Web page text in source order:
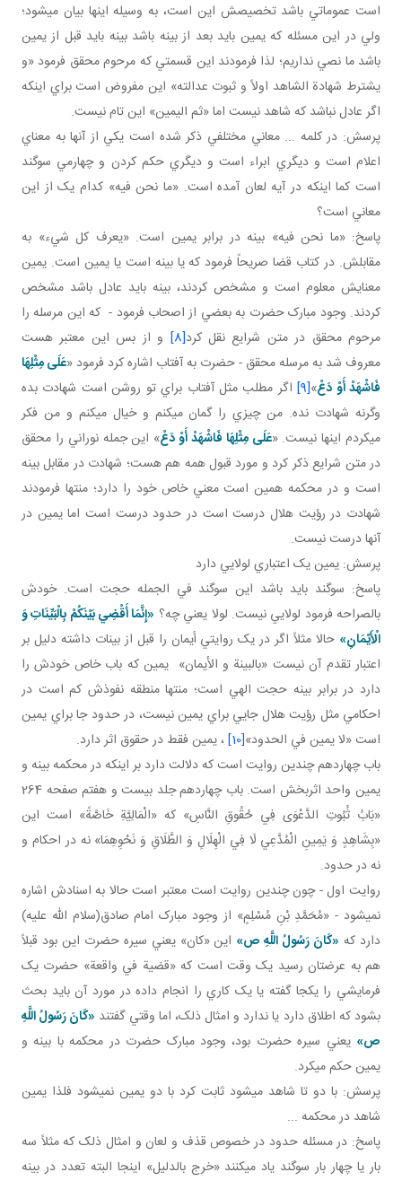
است عموماتي باشد تخصيصش اين است، به وسيله اينها بيان مي شود؛
ولي در اين مسئله که يمين بايد بعد از بينه باشد بينه بايد قبل از يمين
باشد ما نصي نداريم؛ لذا فرمودند اين قسمتي که مرحوم محقق فرمود «و
يشترط شهادة الشاهد اولاً و ثبوت عدالته» اين مفروض است براي اينکه
اگر عادل نباشد که شاهد نيست اما «ثم اليمين» اين تام نيست.
پرسش: در کلمه ... معاني مختلفي ذکر شده است يکي از آنها به معناي
اعلام است و ديگري ابراء است و ديگري حکم کردن و چهارمي سوگند
است کما اينکه در آيه لعان آمده است. «ما نحن فيه» کدام يک از اين
معاني است؟
پاسخ: «ما نحن فيه» بينه در برابر يمين است. «يعرف کل شيء» به
مقابلش. در کتاب قضا صريحاً فرمود که يا بينه است يا يمين است. يمين
معنايش معلوم است و مشخص کردند، بينه بايد عادل باشد مشخص
کردند. وجود مبارک حضرت به بعضي از اصحاب فرمود - که اين مرسله را
مرحوم محقق در متن شرايع نقل کرد[8]
و از بس اين معتبر هست
معروف شد به مرسله محقق - حضرت به آفتاب اشاره کرد فرمود «عَلَى‏ مِثْلِهَا
فَاشْهَدْ أَوْ دَعْ‏»
[9] اگر مطلب مثل آفتاب براي تو روشن است شهادت بده
وگرنه شهادت نده. من چيزي را گمان مي کنم و خيال مي کنم و من فکر
مي کردم اينها نيست. «عَلَى‏ مِثْلِهَا فَاشْهَدْ أَوْ دَعْ‏» اين جمله نوراني را محقق
در متن شرايع ذکر کرد و مورد قبول همه هم هست؛ شهادت در مقابل بينه
است و در محکمه همين است معني خاص خود را دارد؛ منتها فرمودند
شهادت در رؤيت هلال درست است در حدود درست است اما يمين در
آنها درست نيست.
پرسش: يمين يک اعتباري لولايي دارد
پاسخ: سوگند بايد باشد اين سوگند في الجمله حجت است. خودش
بالصراحه فرمود لولايي نيست. لولا يعني چه؟ «إِنَّمَا أَقْضِي‏ بَيْنَكُمْ بِالْبَيِّنَاتِ وَ
الْأَيْمَانِ» حالا مثلاً اگر در يک روايتي أيمان را قبل از بينات داشته دليل بر
اعتبار تقدم آن نيست «بالبينة و الأيمان» يمين که باب خاص خودش را
دارد در برابر بينه حجت الهي است؛ منتها منطقه نفوذش کم است در
احکامي مثل رؤيت هلال جايي براي يمين نيست، در حدود جا براي يمين
است «لا يمين في الحدود»[10]
، يمين فقط در حقوق اثر دارد.
باب چهاردهم چندين روايت است که دلالت دارد بر اينکه در محکمه بينه و
يمين واحد اثربخش است. باب چهاردهم جلد بيست و هفتم صفحه 264
«بَابُ ثُبُوتِ الدَّعْوَى فِي حُقُوقِ النَّاسِ» که «الْمَالِيَّةِ خَاصَّةً» است اين
«بِشَاهِدٍ وَ يَمِينِ الْمُدَّعِي لَا فِي الْهِلَالِ وَ الطَّلَاقِ وَ نَحْوِهِمَا» نه در احکام و
نه در حدود.
روايت اول - چون چندين روايت است معتبر است حالا به اسنادش اشاره
نمي شود - «مُحَمَّدِ بْنِ مُسْلِمٍ» از وجود مبارک امام صادق(سلام الله عليه)
دارد که «كَانَ رَسُولُ اللَّهِ ص» اين «کان» يعني سيره حضرت اين بود قبلاً
هم به عرضتان رسيد يک وقت است که «قضية في واقعة» حضرت يک
فرمايشي را يکجا گفته يا يک کاري را انجام داده در مورد آن بايد بحث
بشود که اطلاق دارد يا ندارد و امثال ذلک، اما وقتي گفتند «كَانَ رَسُولُ اللَّهِ
ص» يعني سيره حضرت بود، وجود مبارک حضرت در محکمه با بينه و
يمين حکم مي کرد.
پرسش: با دو تا شاهد مي شود ثابت کرد با دو يمين نمي شود فلذا يمين
شاهد در محکمه ...
پاسخ: در مسئله حدود در خصوص قذف و لعان و امثال ذلک که مثلاً سه
بار يا چهار بار سوگند ياد مي کنند «خرج بالدليل» اينجا البته تعدد در بينه